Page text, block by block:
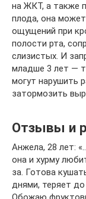
на ЖКТ, а также
плода, она
ощущений при
полости рта,
слизистых. И
младше 3 лет —
могут нарушить
затормозить
Отзывы и
Анжела, 28 лет:
она и хурму
за. Готова
днями, теряет до